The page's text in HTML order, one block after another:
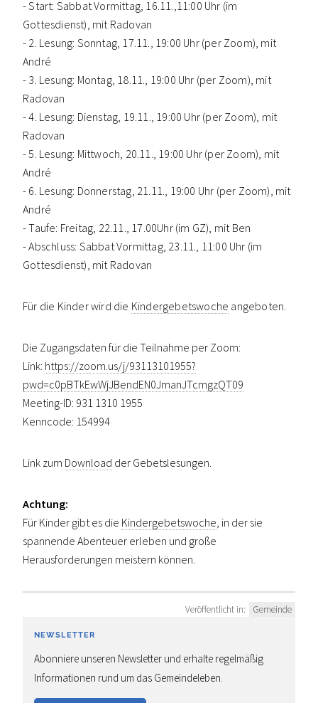
- Start: Sabbat Vormittag, 16.11.,11:00 Uhr (im
Gottesdienst), mit Radovan
- 2. Lesung: Sonntag, 17.11., 19:00 Uhr (per Zoom), mit
André
- 3. Lesung: Montag, 18.11., 19:00 Uhr (per Zoom), mit
Radovan
- 4. Lesung: Dienstag, 19.11., 19:00 Uhr (per Zoom), mit
Radovan
- 5. Lesung: Mittwoch, 20.11., 19:00 Uhr (per Zoom), mit
André
- 6. Lesung: Donnerstag, 21.11., 19:00 Uhr (per Zoom), mit
André
- Taufe: Freitag, 22.11., 17.00Uhr (im GZ), mit Ben
- Abschluss: Sabbat Vormittag, 23.11., 11:00 Uhr (im
Gottesdienst), mit Radovan
Für die Kinder wird die Kindergebetswoche angeboten.
Die Zugangsdaten für die Teilnahme per Zoom:
Link: https://zoom.us/j/93113101955?
pwd=c0pBTkEwWjJBendEN0JmanJTcmgzQT09
Meeting-ID: 931 1310 1955
Kenncode: 154994
Link zum Download der Gebetslesungen.
Achtung:
Für Kinder gibt es die Kindergebetswoche, in der sie
spannende Abenteuer erleben und große
Herausforderungen meistern können.
Veröffentlicht in: Gemeinde
NEWSLETTER
Abonniere unseren Newsletter und erhalte regelmäßig
Informationen rund um das Gemeindeleben.